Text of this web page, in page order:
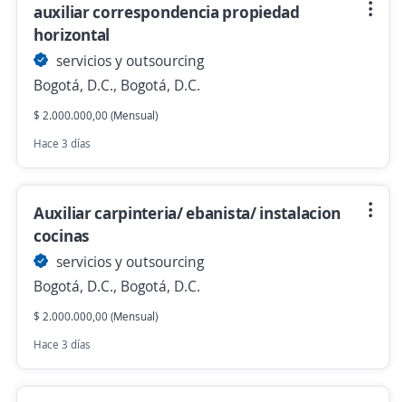
auxiliar correspondencia propiedad
horizontal
servicios y outsourcing
Bogotá, D.C., Bogotá, D.C.
$ 2.000.000,00 (Mensual)
Hace 3 días
Auxiliar carpinteria/ ebanista/ instalacion
cocinas
servicios y outsourcing
Bogotá, D.C., Bogotá, D.C.
$ 2.000.000,00 (Mensual)
Hace 3 días